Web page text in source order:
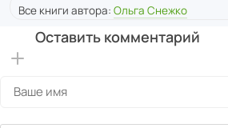
Все книги автора: Ольга Снежко
Оставить комментарий